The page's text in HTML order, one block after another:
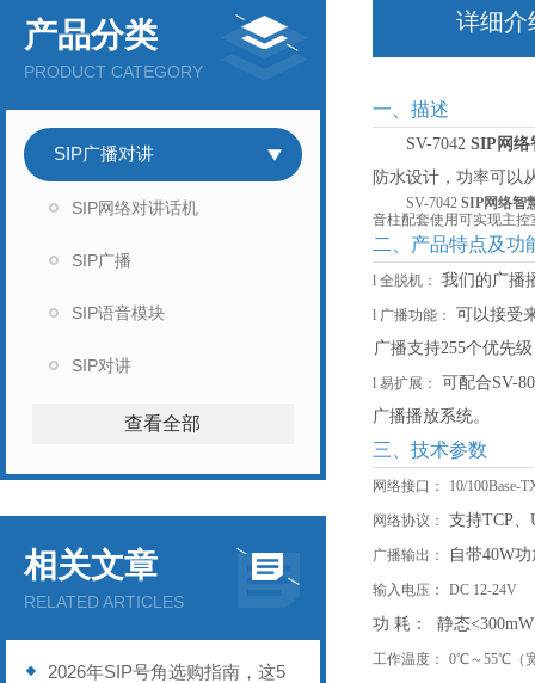
产品分类
PRODUCT CATEGORY
SIP广播对讲
SIP网络对讲话机
SIP广播
SIP语音模块
SIP对讲
查看全部
相关文章
RELATED ARTICLES
2026年SIP号角选购指南，这5
详细介
一、描述
SV-7042 SIP网络
防水设计，功率可以
SV-7042 SIP网络智
音柱配套使用可实现主
二、产品特点及功
l 全脱机： 我们的广播
l 广播功能：
可以接受
广播支持255个优先
l 易扩展： 可配合SV-
广播播放系统。
三、技术参数
网络接口： 10/100Base-
网络协议： 支持TCP、
广播输出： 自带40W
输入电压： DC 12-24V
功 耗： 静态<300mW
工作温度： 0℃～55℃（